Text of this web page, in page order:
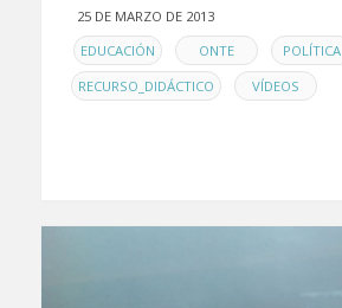
25 DE MARZO DE 2013
ENEDUCACIÓN , ONTE , POLÍTICA
RECURSO_DIDÁCTICO , VÍDEOS